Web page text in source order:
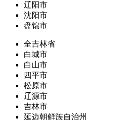
辽阳市
沈阳市
盘锦市
全吉林省
白城市
白山市
四平市
松原市
辽源市
吉林市
延边朝鲜族自治州